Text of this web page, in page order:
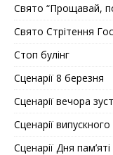
Свято “Прощавай,
Свято Стрітення
Стоп булінг
Сценарії 8 березня
Сценарії вечора
Сценарії
Сценарії Дня